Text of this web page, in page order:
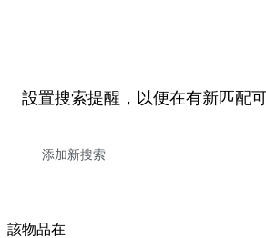
設置搜索提醒，以便在有新匹配
該物品在